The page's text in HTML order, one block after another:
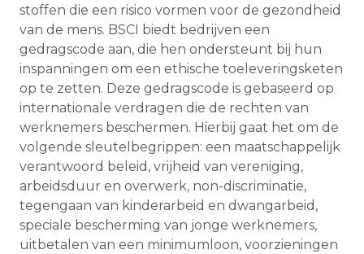
stoffen die een risico vormen voor de gezondheid
van de mens. BSCI biedt bedrijven een
gedragscode aan, die hen ondersteunt bij hun
inspanningen om een ethische toeleveringsketen
op te zetten. Deze gedragscode is gebaseerd op
internationale verdragen die de rechten van
werknemers beschermen. Hierbij gaat het om de
volgende sleutelbegrippen: een maatschappelijk
verantwoord beleid, vrijheid van vereniging,
arbeidsduur en overwerk, non-discriminatie,
tegengaan van kinderarbeid en dwangarbeid,
speciale bescherming van jonge werknemers,
uitbetalen van een minimumloon, voorzieningen